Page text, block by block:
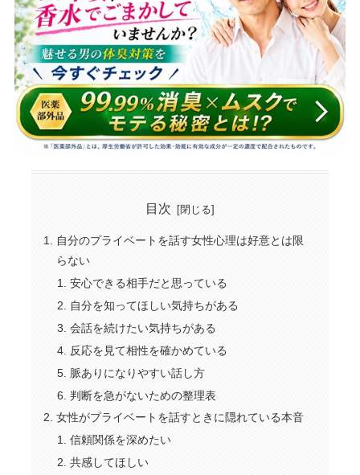
目次
自分のプライベートを話す女性心理は好意とは限
らない
安心できる相手だと思っている
自分を知ってほしい気持ちがある
会話を続けたい気持ちがある
反応を見て相性を確かめている
脈ありになりやすい話し方
判断を急がないための整理表
女性がプライベートを話すときに隠れている本音
信頼関係を深めたい
共感してほしい